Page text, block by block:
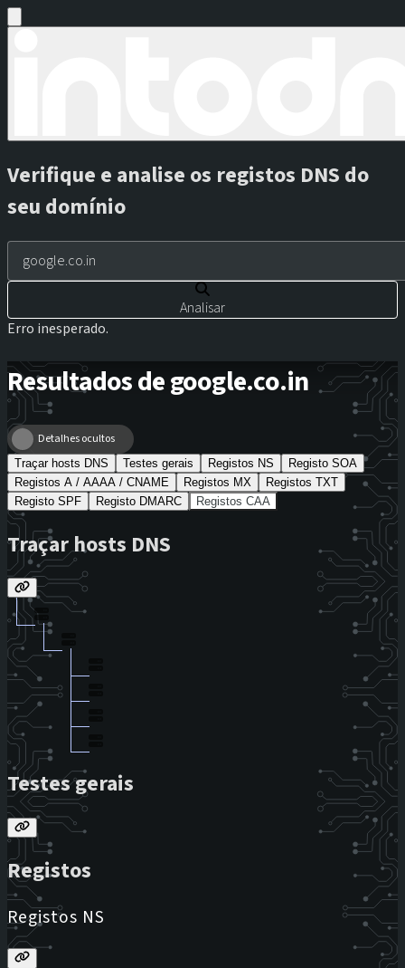
Verifique e analise os registos DNS do
seu domínio
Analisar
Erro inesperado.
Resultados de google.co.in
Detalhes ocultos
Traçar hosts DNS Testes gerais Registos NS
Registo SOA
Registos A / AAAA / CNAME
Registos MX
Registos TXT
Registo SPF
Registo DMARC Registos CAA
Traçar hosts DNS
Testes gerais
Registos
Registos NS